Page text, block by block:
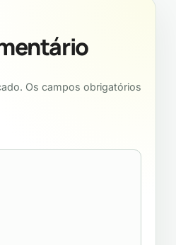
Os campos obrigatórios